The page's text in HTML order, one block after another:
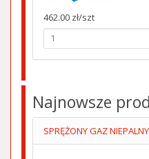
462.00 zł/szt
Najnowsze